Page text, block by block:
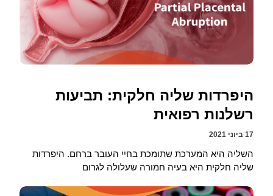
היפרדות שליה חלקית: תביעות
רשלנות רפואית
17 ביוני 2021
השליה היא המערכת שתומכת בחיי העובר ברחם. היפרדות
שליה חלקית היא בעיה חמורה שעלולה לגרום